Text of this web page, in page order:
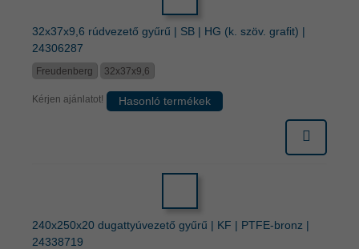
32x37x9,6 rúdvezető gyűrű | SB | HG (k. szöv. grafit) |
24306287
Freudenberg 32x37x9,6
Kérjen ajánlatot! Hasonló termékek
240x250x20 dugattyúvezető gyűrű | KF | PTFE-bronz |
24338719